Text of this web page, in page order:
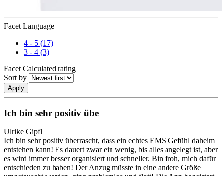
Facet Language
4 - 5 (17)
3 - 4 (3)
Facet Calculated rating
Sort by
Ich bin sehr positiv übe
Ulrike Gipfl
Ich bin sehr positiv überrascht, dass ein echtes EMS Gefühl daheim
entstehen kann! Es dauert zwar ein wenig, bis alles angelegt ist, aber
es wird immer besser organisiert und schneller. Bin froh, mich dafür
entschieden zu haben! Der Anzug müsste in eine andere Größe